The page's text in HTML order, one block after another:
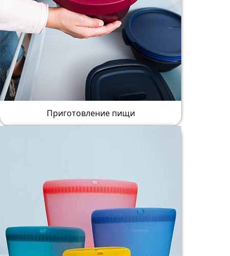
Приготовление пищи